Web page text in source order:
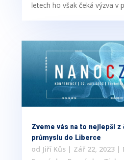
letech ho však čeká výzva v
Zveme vás na to nejlepší z
průmyslu do Liberce
od Jiří Kůs| Zář 22, 2023|